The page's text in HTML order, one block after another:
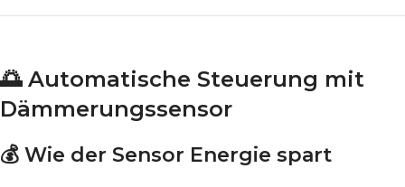
🌅 Automatische Steuerung mit
Dämmerungssensor
💰 Wie der Sensor Energie spart